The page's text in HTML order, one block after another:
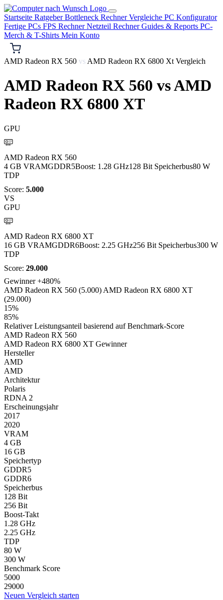
Startseite RatgeberBottleneck RechnerVergleiche PC Konfigurator
Fertige PCs FPS RechnerNetzteil RechnerGuides & Reports PC-
Merch & T-Shirts Mein Konto
AMD Radeon RX 560 vs AMD Radeon RX 6800 Xt Vergleich
AMD Radeon RX 560 vsAMD
Radeon RX 6800 XT
GPU
AMD Radeon RX 560
4 GB VRAMGDDR5Boost: 1.28 GHz128 Bit Speicherbus80 W
TDP
Score: 5.000
VS
GPU
AMD Radeon RX 6800 XT
16 GB VRAMGDDR6Boost: 2.25 GHz256 Bit Speicherbus300 W
TDP
Score: 29.000
Gewinner+480%
AMD Radeon RX 560 (5.000) AMD Radeon RX 6800 XT
(29.000)
15%
85%
Relativer Leistungsanteil basierend auf Benchmark-Score
AMD Radeon RX 560
AMD Radeon RX 6800 XT Gewinner
Hersteller
AMD
AMD
Architektur
Polaris
RDNA 2
Erscheinungsjahr
2017
2020
VRAM
4 GB
16 GB
Speichertyp
GDDR5
GDDR6
Speicherbus
128 Bit
256 Bit
Boost-Takt
1.28 GHz
2.25 GHz
TDP
80 W
300 W
Benchmark Score
5000
29000
Neuen Vergleich starten